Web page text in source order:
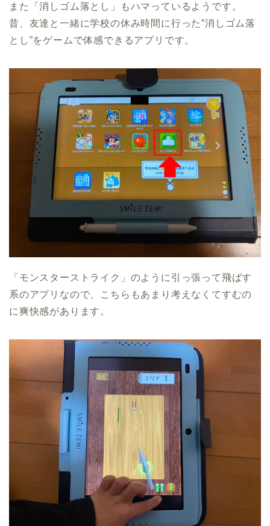
また「消しゴム落とし」もハマっているようです。
昔、友達と一緒に学校の休み時間に行った”消しゴム落
とし”をゲームで体感できるアプリです。
「モンスターストライク」のように引っ張って飛ばす
系のアプリなので、こちらもあまり考えなくてすむの
に爽快感があります。